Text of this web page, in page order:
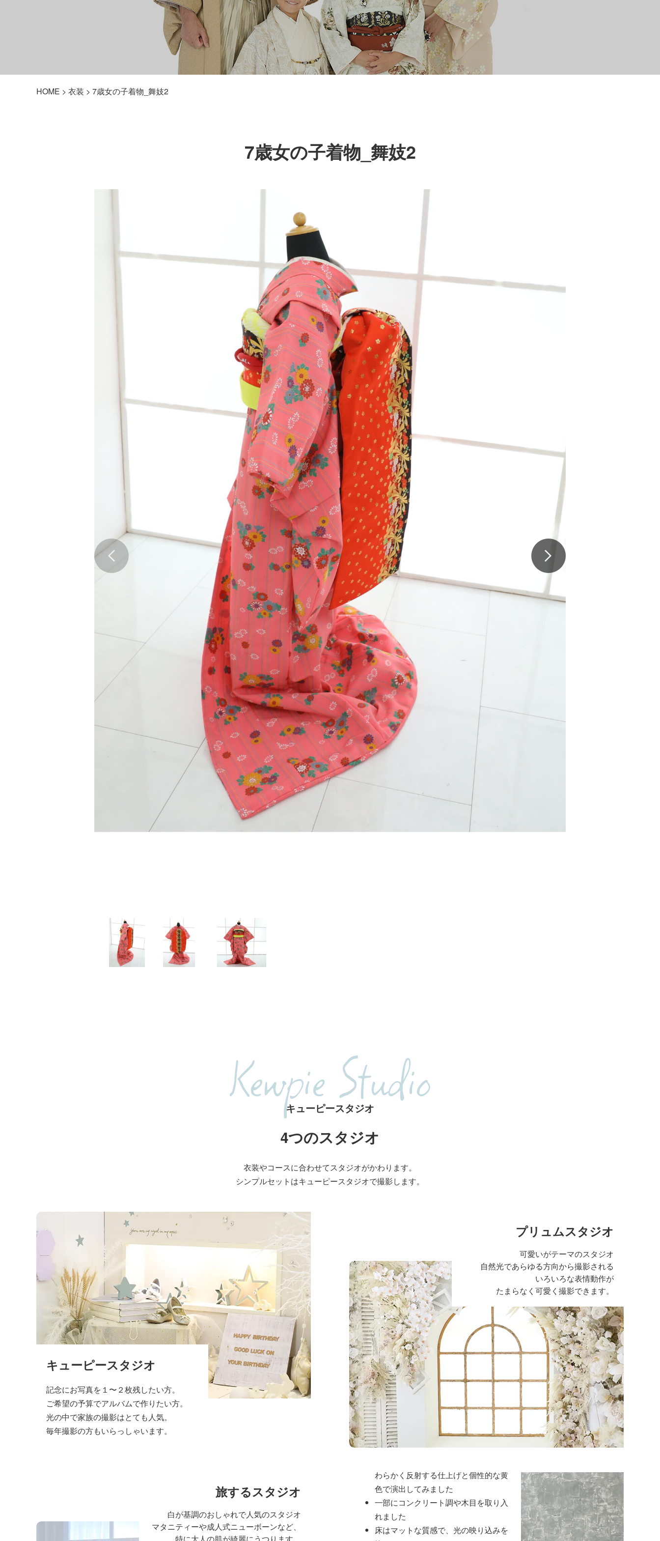
HOME > 衣装 > 7歳女の子着物_舞妓2
7歳女の子着物_舞妓2
Kewpie Studio
キューピースタジオ
4つのスタジオ
衣装やコースに合わせてスタジオがかわります。
シンプルセットはキューピースタジオで撮影します。
キューピースタジオ
記念にお写真を１〜２枚残したい方。
ご希望の予算でアルバムで作りたい方。
光の中で家族の撮影はとても人気。
毎年撮影の方もいらっしゃいます。
プリュムスタジオ
可愛いがテーマのスタジオ
自然光であらゆる方向から撮影される
いろいろな表情動作が
たまらなく可愛く撮影できます。
旅するスタジオ
白が基調のおしゃれで人気のスタジオ
マタニティーや成人式ニューボーンなど、
特に大人の肌が綺麗にうつります。
リルスタジオ
シンプルで清潔感のある広い空間のスタジ
オです
天井も3メートルの高さで写真に広さを感
じさせます
全体の雰囲気
スタジオ全体は
シンプルで清潔感のある空
間を基調とし、被写体が最も美しく引き立
つようデザインされています。
わらかく反射する仕上げと個性的な黄
色で演出してみました
一部にコンクリート調や木目を取り入
れました
床はマットな質感で、光の映り込みを